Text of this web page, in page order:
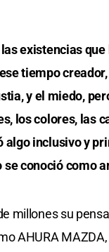
existencias que
tiempo
y el miedo,
los colores, las
algo inclusivo y
conoció como
millones su
AHURA